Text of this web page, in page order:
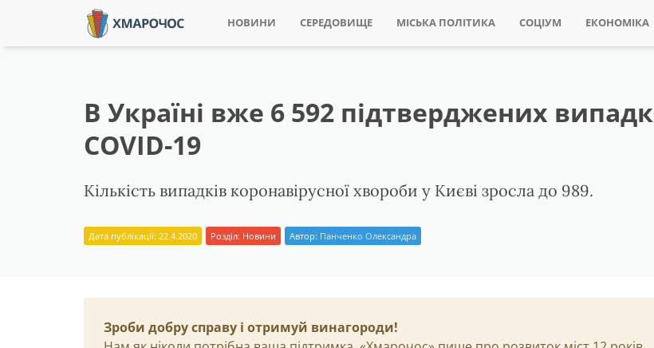
НОВИНИ СЕРЕДОВИЩЕ МІСЬКА ПОЛІТИКА СОЦІУМ ЕКОНОМІКА
В Україні вже 6 592 підтверджених
COVID-19
Кількість випадків коронавірусної хвороби у Києві зросла до 989.
Дата публікації: 22.4.2020 Розділ: Новини Автор: Панченко Олександра
Зроби добру справу і отримуй винагороди!